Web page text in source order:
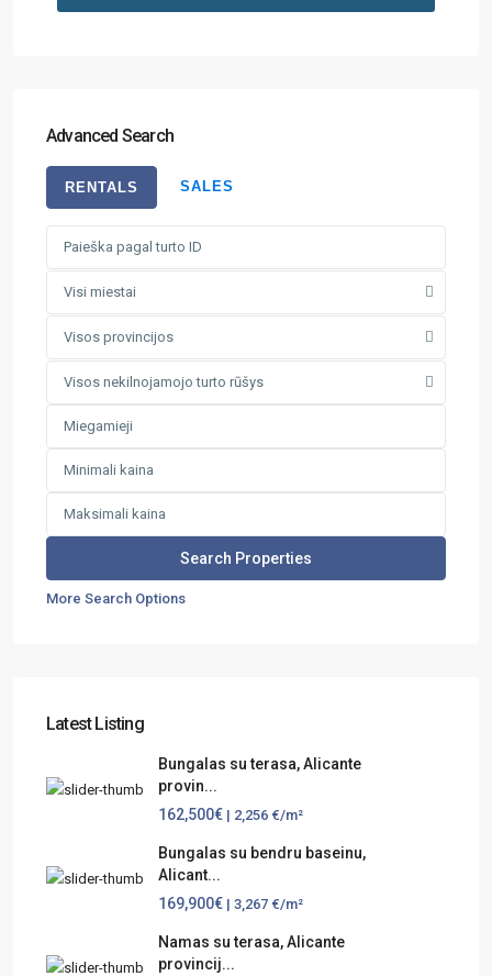
Advanced Search
RENTALS SALES
Visi miestai
Visos provincijos
Visos nekilnojamojo turto rūšys
More Search Options
Latest Listing
Bungalas su terasa, Alicante
provin...
162,500€ | 2,256 €/m²
Bungalas su bendru baseinu,
Alicant...
169,900€ | 3,267 €/m²
Namas su terasa, Alicante
provincij...